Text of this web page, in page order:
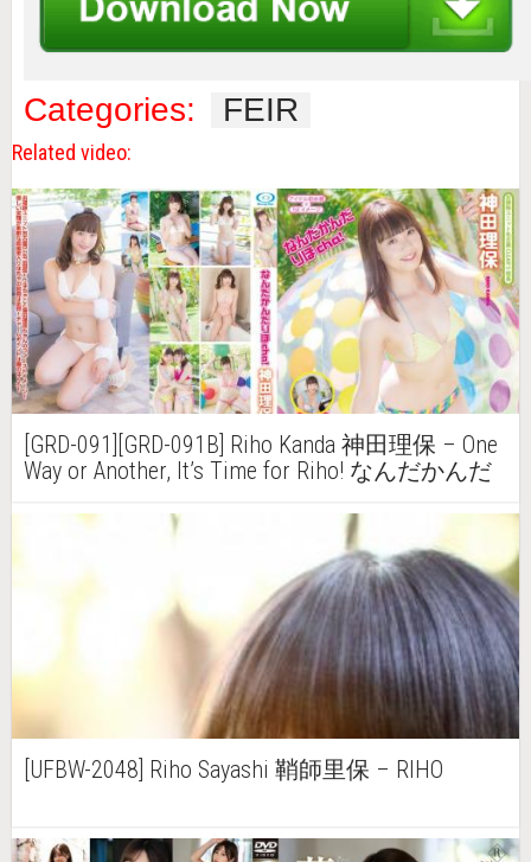
Categories: FEIR
Related video:
[GRD-091][GRD-091B] Riho Kanda 神田理保 – One
Way or Another, It’s Time for Riho! なんだかんだ
[UFBW-2048] Riho Sayashi 鞘師里保 – RIHO